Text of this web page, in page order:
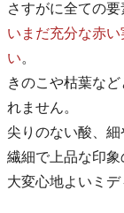
さすがに全ての要
いまだ充分な赤
い。
きのこや枯葉な
れません。
尖りのない酸、細
繊細で上品な印象
大変心地よいミデ